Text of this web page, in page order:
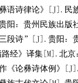
诗律论》[J].民族
：贵州民族出版社
”[J].贵阳：贵
》译集[M].北京
论彝诗体例》[J].